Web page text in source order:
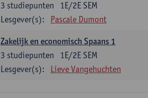
1E/2E SEM
3 studiepunten
Lesgever(s):
Pascale Dumont
Zakelijk en economisch Spaans 1
1E/2E SEM
3 studiepunten
Lesgever(s):
Lieve Vangehuchten